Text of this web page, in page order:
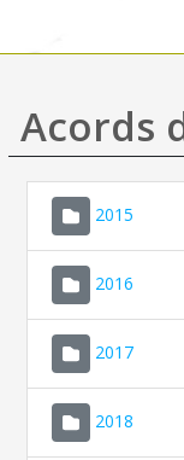
Acords
2015
2016
2017
2018